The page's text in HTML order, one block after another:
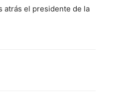
atrás el presidente de la